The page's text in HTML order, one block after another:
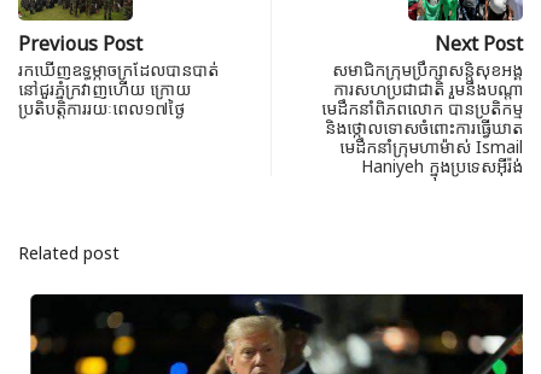
Previous Post
រកឃើញឧទ្ធម្ភាចក្រដែលបានបាត់
នៅជួរភ្នំក្រវាញហើយ ក្រោយ
ប្រតិបត្តិការរយៈពេល១៧ថ្ងៃ
Next Post
សមាជិកក្រុមប្រឹក្សាសន្តិសុខអង្គ
ការសហប្រជាជាតិ រួមនឹងបណ្តា
មេដឹកនាំពិភពលោក បានប្រតិកម្ម
និងថ្កោលទោសចំពោះការធ្វើឃាត
មេដឹកនាំក្រុមហាម៉ាស់ Ismail
Haniyeh ក្នុងប្រទេសអ៊ីរ៉ង់
Related post